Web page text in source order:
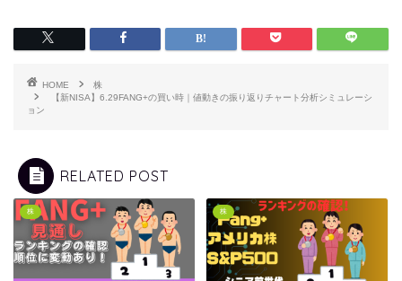
HOME
株
【新NISA】6.29FANG+の買い時｜値動きの振り返りチャート分析シミュレーシ
ョン
RELATED POST
株 株